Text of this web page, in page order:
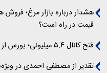
قیمت در راه است؟
فتح کانال ۵.۴ میلیونی؛ بورس از سد مقاومت کلیدی عبور کرد
تقدیر از مصطفی احمدی در